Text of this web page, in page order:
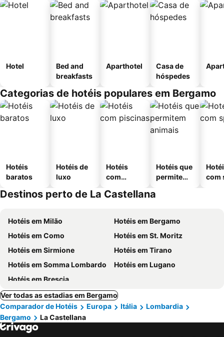
Hotel
Bed and
breakfasts
Aparthotel
Casa de
hóspedes
Categorias de hotéis populares em Bergamo
Hotéis
baratos
Hotéis de
luxo
Hotéis
com
Hotéis que
permitem
com
Destinos perto de La Castellana
Hotéis em Milão
Hotéis em Bergamo
Hotéis em Como
Hotéis em St. Moritz
Hotéis em Sirmione
Hotéis em Tirano
Hotéis em Somma Lombardo
Hotéis em Lugano
Hotéis em Brescia
Ver todas as estadias em Bergamo
Comparador de Hotéis
Europa Itália
Lombardia
Bergamo
La Castellana